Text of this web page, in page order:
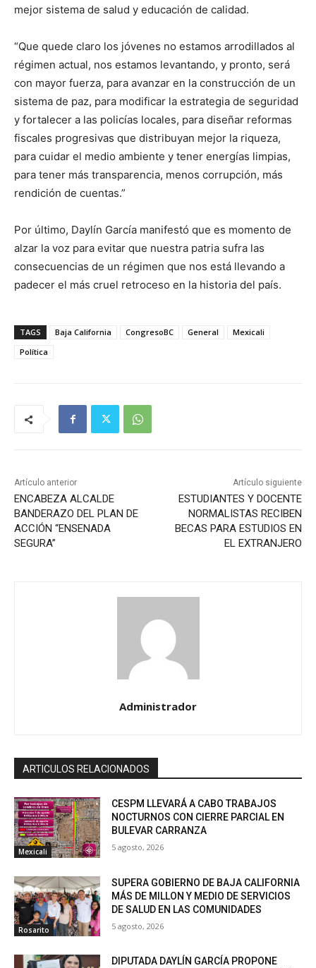
mejor sistema de salud y educación de calidad.
“Que quede claro los jóvenes no estamos arrodillados al
régimen actual, nos estamos levantando, y pronto, será
con mayor fuerza, para avanzar en la construcción de un
sistema de paz, para modificar la estrategia de seguridad
y fortalecer a las policías locales, para diseñar reformas
fiscales progresivas que distribuyan mejor la riqueza,
para cuidar el medio ambiente y tener energías limpias,
para tener más transparencia, menos corrupción, más
rendición de cuentas.”
Por último, Daylín García manifestó que es momento de
alzar la voz para evitar que nuestra patria sufra las
consecuencias de un régimen que nos está llevando a
padecer el más cruel retroceso en la historia del país.
TAGS Baja California CongresoBC General
Mexicali
Política
Artículo anterior
ENCABEZA ALCALDE
BANDERAZO DEL PLAN DE
ACCIÓN “ENSENADA
SEGURA”
Artículo siguiente
ESTUDIANTES Y DOCENTE
NORMALISTAS RECIBEN
BECAS PARA ESTUDIOS EN
EL EXTRANJERO
Administrador
ARTICULOS RELACIONADOS
Mexicali
CESPM LLEVARÁ A CABO TRABAJOS
NOCTURNOS CON CIERRE PARCIAL EN
BULEVAR CARRANZA
5 agosto, 2026
Rosarito
SUPERA GOBIERNO DE BAJA CALIFORNIA
MÁS DE MILLON Y MEDIO DE SERVICIOS
DE SALUD EN LAS COMUNIDADES
5 agosto, 2026
DIPUTADA DAYLÍN GARCÍA PROPONE